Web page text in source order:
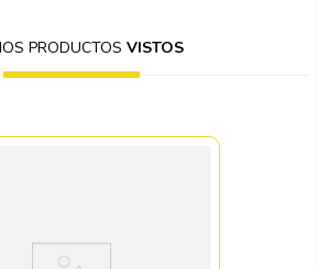
PRODUCTOS VISTOS